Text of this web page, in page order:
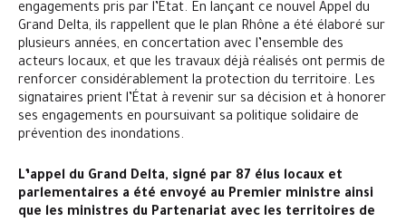
engagements pris par l’État. En lançant ce nouvel Appel du
Grand Delta, ils rappellent que le plan Rhône a été élaboré sur
plusieurs années, en concertation avec l’ensemble des
acteurs locaux, et que les travaux déjà réalisés ont permis de
renforcer considérablement la protection du territoire. Les
signataires prient l’État à revenir sur sa décision et à honorer
ses engagements en poursuivant sa politique solidaire de
prévention des inondations.
L’appel du Grand Delta, signé par 87 élus locaux et
parlementaires a été envoyé au Premier ministre ainsi
que les ministres du Partenariat avec les territoires de